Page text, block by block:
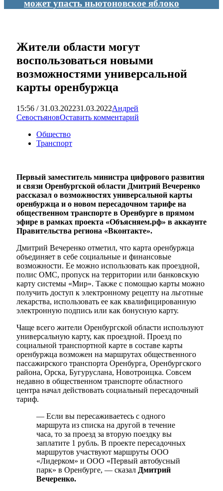
может упасть ньютоновское яблоко
Жители области могут
воспользоваться новыми
возможностями универсальной
карты оренбуржца
15:56 / 31.03.202231.03.2022Андрей
СевостьяновОставить комментарий
Общество
Транспорт
Первый заместитель министра цифрового развития
и связи Оренбургской области Дмитрий Вечеренко
рассказал о возможностях универсальной карты
оренбуржца и о новом пересадочном тарифе на
общественном транспорте в Оренбурге в прямом
эфире в рамках проекта «Объясняем.рф» в аккаунте
Правительства региона «Вконтакте».
Дмитрий Вечеренко отметил, что карта оренбуржца
объединяет в себе социальные и финансовые
возможности. Ее можно использовать как проездной,
полис ОМС, пропуск на территории или банковскую
карту системы «Мир». Также с помощью карты можно
получить доступ к электронному рецепту на льготные
лекарства, использовать ее как квалифицированную
электронную подпись или как бонусную карту.
Чаще всего жители Оренбургской области используют
универсальную карту, как проездной. Проезд по
социальной транспортной карте в составе карты
оренбуржца возможен на маршрутах общественного
пассажирского транспорта Оренбурга, Оренбургского
района, Орска, Бугуруслана, Новотроицка. Совсем
недавно в общественном транспорте областного
центра начал действовать социальный пересадочный
тариф.
— Если вы пересаживаетесь с одного
маршрута из списка на другой в течение
часа, то за проезд за вторую поездку вы
заплатите 1 рубль. В проекте пересадочных
маршрутов участвуют маршруты ООО
«Лидерком» и ООО «Первый автобусный
парк» в Оренбурге, — сказал Дмитрий
Вечеренко.